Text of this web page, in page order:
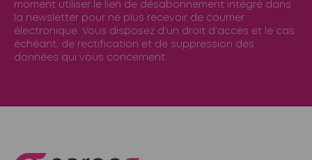
moment utiliser le lien de désabonnement intégré dans
la newsletter pour ne plus recevoir de courrier
électronique. Vous disposez d’un droit d’accès et le cas
échéant, de rectification et de suppression des
données qui vous concernent.